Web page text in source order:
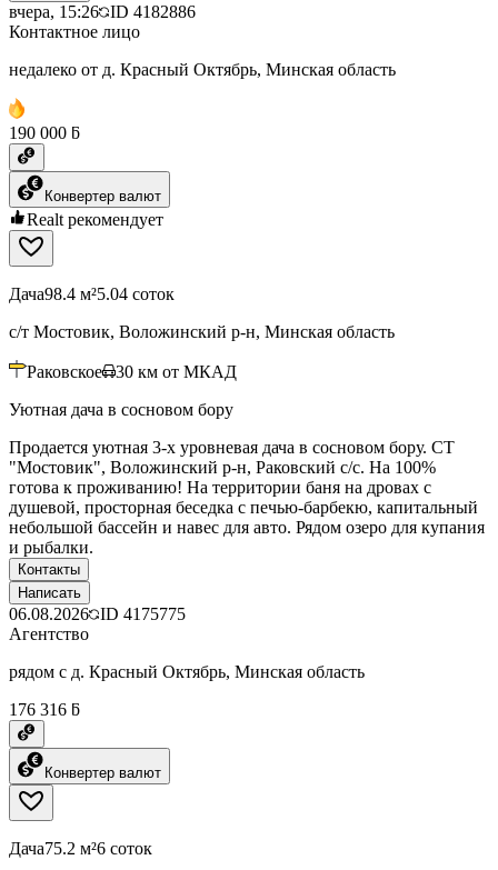
вчера, 15:26 ID 4182886
Контактное лицо
недалеко от д. Красный Октябрь, Минская область
190 000 ƃ
Конвертер валют
Realt рекомендует
Дача98.4 м²5.04 соток
с/т Мостовик, Воложинский р-н, Минская область
Раковское 30 км от МКАД
Уютная дача в сосновом бору
Продается уютная 3-х уровневая дача в сосновом бору. СТ
"Мостовик", Воложинский р-н, Раковский с/с. На 100%
готова к проживанию! На территории баня на дровах с
душевой, просторная беседка с печью-барбекю, капитальный
небольшой бассейн и навес для авто. Рядом озеро для купания
и рыбалки.
Контакты
Написать
06.08.2026 ID 4175775
Агентство
рядом с д. Красный Октябрь, Минская область
176 316 ƃ
Конвертер валют
Дача75.2 м²6 соток